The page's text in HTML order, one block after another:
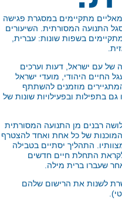
מתקיימים במסגרת פגישה
התנועה המסורתית. השיעורים
בשפות שונות: עברית,
של עם ישראל, דעות וערכים
החיים היהודי, מועדי ישראל
מוזמנים להשתתף
בתפילות ובפעילויות שונות של
רבנים מן התנועה המסורתית
של כל אחת ואחד להצטרף
התהליך יסתיים בטבילה
התחלת חיים חדשים
שעברו ברית מילה.
לשנות את הרישום שלהם